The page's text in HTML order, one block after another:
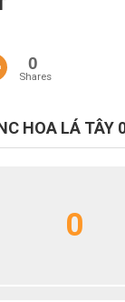
0
Shares
HOA LÁ TÂY
0